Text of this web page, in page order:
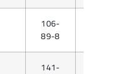
106-
89-8
141-